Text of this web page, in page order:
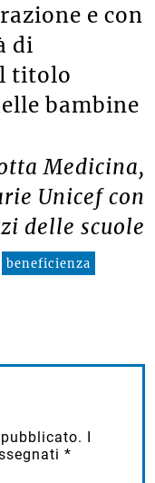
e con
di
titolo
bambine
Medicina,
Unicef con
delle scuole
beneficienza
I
*